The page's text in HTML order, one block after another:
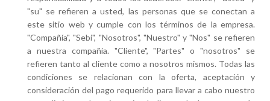
"su" se refieren a usted, las personas que se conectan a
este sitio web y cumple con los términos de la empresa.
"Compañía", "Sebi", "Nosotros", "Nuestro" y "Nos" se refieren
a nuestra compañía. "Cliente", "Partes" o "nosotros" se
refieren tanto al cliente como a nosotros mismos. Todas las
condiciones se relacionan con la oferta, aceptación y
consideración del pago requerido para llevar a cabo nuestro